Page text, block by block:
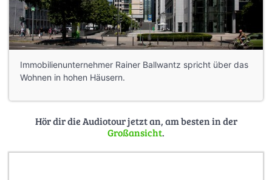
Immobilienunternehmer Rainer Ballwantz spricht über das
Wohnen in hohen Häusern.
Hör dir die Audiotour jetzt an, am besten in der
Großansicht.